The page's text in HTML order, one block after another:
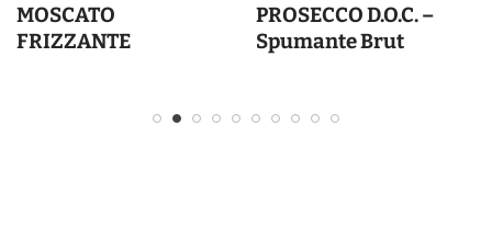
MOSCATO
FRIZZANTE
PROSECCO D.O.C. –
Spumante Brut